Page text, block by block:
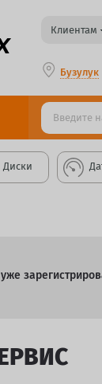
Клиентам
Бузулук
Диски